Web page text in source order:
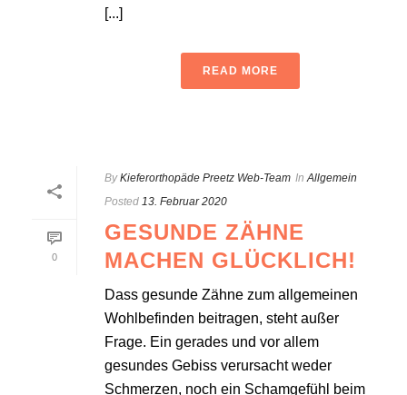
[...]
READ MORE
0
By Kieferorthopäde Preetz Web-Team In Allgemein
Posted 13. Februar 2020
GESUNDE ZÄHNE
MACHEN GLÜCKLICH!
Dass gesunde Zähne zum allgemeinen
Wohlbefinden beitragen, steht außer
Frage. Ein gerades und vor allem
gesundes Gebiss verursacht weder
Schmerzen, noch ein Schamgefühl beim